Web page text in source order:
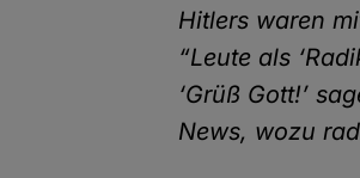
Hitlers waren
“Leute als
‘Grüß Gott!’
News, wozu